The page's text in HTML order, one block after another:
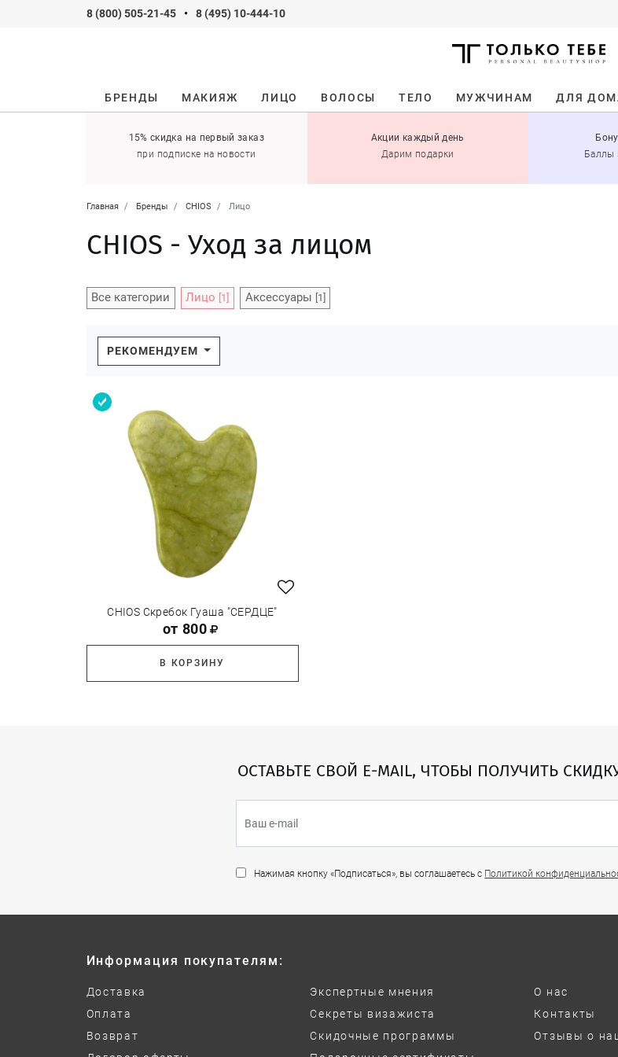
8 (800) 505-21-45 • 8 (495) 10-444-10
БРЕНДЫ МАКИЯЖ ЛИЦО ВОЛОСЫ ТЕЛО МУЖЧИНАМ ДЛЯ
15% скидка на первый заказ
при подписке на новости
Акции каждый день
Дарим подарки
Баллы
Главная Бренды CHIOS Лицо
CHIOS - Уход за лицом
Все категории Лицо [1] Аксессуары [1]
РЕКОМЕНДУЕМ
CHIOS Скребок Гуаша "СЕРДЦЕ"
от 800
В КОРЗИНУ
ОСТАВЬТЕ СВОЙ E-MAIL, ЧТОБЫ ПОЛУЧИТЬ
Нажимая кнопку «Подписаться», вы соглашаетесь с Политикой
Информация покупателям:
Доставка
Оплата
Возврат
Экспертные мнения
Секреты визажиста
Скидочные программы
О нас
Контакты
Отзывы о